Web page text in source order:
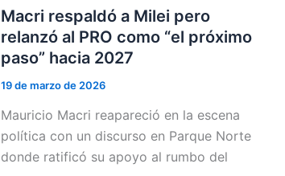
Macri respaldó a Milei pero
relanzó al PRO como “el próximo
paso” hacia 2027
19 de marzo de 2026
Mauricio Macri reapareció en la escena
política con un discurso en Parque Norte
donde ratificó su apoyo al rumbo del